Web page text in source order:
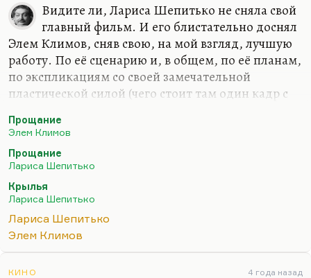
Видите ли, Лариса Шепитько не сняла свой
главный фильм. И его блистательно доснял
Элем Климов, сняв свою, на мой взгляд, лучшую
работу. По её сценарию и, в общем, по её планам,
по экспликациям со своей замечательной
пластической силой (чего стоит там один кадр с
сумел доснять «Прощание» — экранизацию
кажется, это вообще лучший фильм Климова. И,
соответственно, поскольку Лариса Шепитько
была сценаристом этого фильма, и кастинг
провела она, то это, конечно, и её удача.
Что касается её фильмов, помимо этого. Из
«Крылья» по сценарию Ежова и Рязанцевой,
Прощание
Элем Климов
Прощание
Лариса Шепитько
Крылья
Лариса Шепитько
Лариса Шепитько
Элем Климов
КИНО 4 года назад